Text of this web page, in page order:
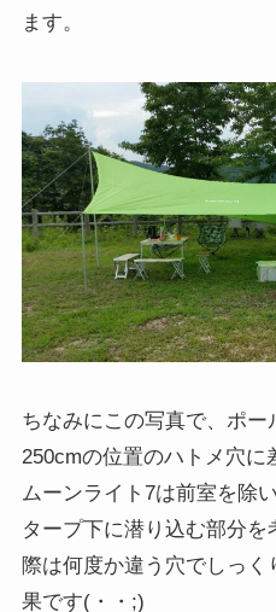
ます。
ちなみにこの写真で、ポー
250cmの位置のハトメ穴に
ムーンライト7は前室を除
タープ下に潜り込む部分
際は何度か違う穴でしっ
果です(・・;)